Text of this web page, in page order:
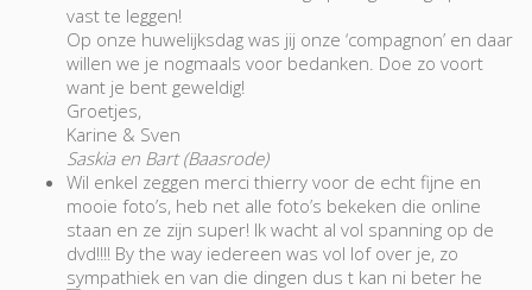
vast te leggen!
Op onze huwelijksdag was jij onze ‘compagnon’ en daar
willen we je nogmaals voor bedanken. Doe zo voort
want je bent geweldig!
Groetjes,
Karine & Sven
Saskia en Bart (Baasrode)
Wil enkel zeggen merci thierry voor de echt fijne en
mooie foto’s, heb net alle foto’s bekeken die online
staan en ze zijn super! Ik wacht al vol spanning op de
dvd!!!! By the way iedereen was vol lof over je, zo
sympathiek en van die dingen dus t kan ni beter he